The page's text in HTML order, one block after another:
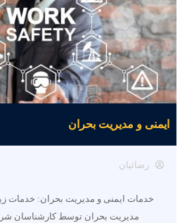
ایمنی و مدیریت بحران
رضائیان
خدمات ایمنی و مدیریت بحران: خدمات زیر
مدیریت بحران توسط کارشناسان شرکت